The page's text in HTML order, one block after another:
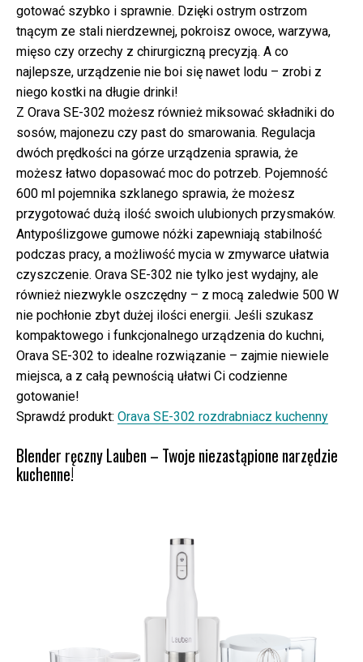
gotować szybko i sprawnie. Dzięki ostrym ostrzom
tnącym ze stali nierdzewnej, pokroisz owoce, warzywa,
mięso czy orzechy z chirurgiczną precyzją. A co
najlepsze, urządzenie nie boi się nawet lodu – zrobi z
niego kostki na długie drinki!
Z Orava SE-302 możesz również miksować składniki do
sosów, majonezu czy past do smarowania. Regulacja
dwóch prędkości na górze urządzenia sprawia, że
możesz łatwo dopasować moc do potrzeb. Pojemność
600 ml pojemnika szklanego sprawia, że możesz
przygotować dużą ilość swoich ulubionych przysmaków.
Antypoślizgowe gumowe nóżki zapewniają stabilność
podczas pracy, a możliwość mycia w zmywarce ułatwia
czyszczenie. Orava SE-302 nie tylko jest wydajny, ale
również niezwykle oszczędny – z mocą zaledwie 500 W
nie pochłonie zbyt dużej ilości energii. Jeśli szukasz
kompaktowego i funkcjonalnego urządzenia do kuchni,
Orava SE-302 to idealne rozwiązanie – zajmie niewiele
miejsca, a z całą pewnością ułatwi Ci codzienne
gotowanie!
Sprawdź produkt: Orava SE-302 rozdrabniacz kuchenny
Blender ręczny Lauben – Twoje niezastąpione narzędzie
kuchenne!